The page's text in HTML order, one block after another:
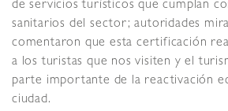
de servicios turísticos que cumplan
sanitarios del sector; autoridades
comentaron que esta certificación
a los turistas que nos visiten y el
parte importante de la reactivación
ciudad.